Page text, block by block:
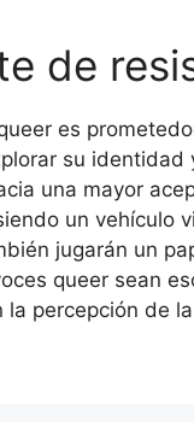
de
es
su
una mayor
un vehículo
jugarán un
queer sean
percepción de